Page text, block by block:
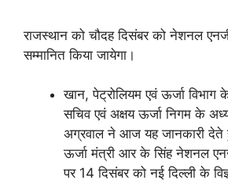
राजस्थान को चौदह दिसंबर को नेशनल
सम्मानित किया जायेगा।
खान, पेट्रोलियम एवं ऊर्जा विभाग
सचिव एवं अक्षय ऊर्जा निगम के
अग्रवाल ने आज यह जानकारी देते
ऊर्जा मंत्री आर के सिंह नेशनल
पर 14 दिसंबर को नई दिल्ली के